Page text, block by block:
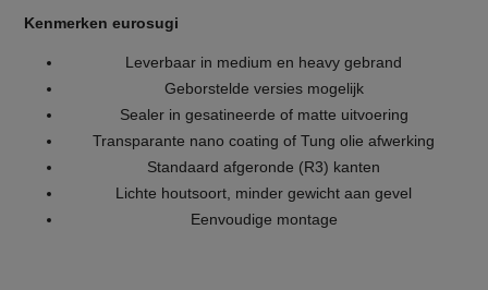
Kenmerken eurosugi
Leverbaar in medium en heavy gebrand
Geborstelde versies mogelijk
Sealer in gesatineerde of matte uitvoering
Transparante nano coating of Tung olie afwerking
Standaard afgeronde (R3) kanten
Lichte houtsoort, minder gewicht aan gevel
Eenvoudige montage